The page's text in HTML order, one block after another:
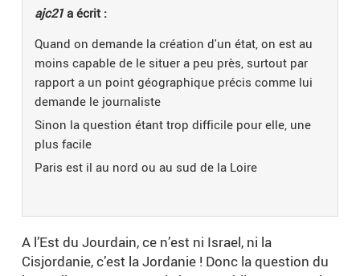
ajc21a écrit :
Quand on demande la création d'un état, on est au
moins capable de le situer a peu près, surtout par
rapport a un point géographique précis comme lui
demande le journaliste
Sinon la question étant trop difficile pour elle, une
plus facile
Paris est il au nord ou au sud de la Loire
A l’Est du Jourdain, ce n’est ni Israel, ni la
Cisjordanie, c’est la Jordanie ! Donc la question du